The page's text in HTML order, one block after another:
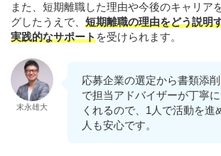
また、短期離職した理由や今後のキャリア
グしたうえで、 短期離職の理由をどう説明
実践的なサポートを受けられます。
末永雄大
応募企業の選定から書類添
で担当アドバイザーが丁寧
くれるので、1人で活動を進
人も安心です。